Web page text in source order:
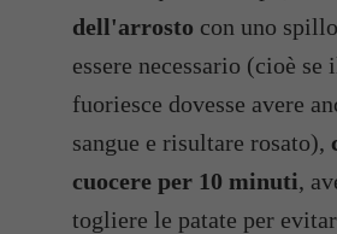
dell'arrosto con uno
essere necessario (cioè
fuoriesce dovesse avere
sangue e risultare rosato),
cuocere per 10 minuti,
togliere le patate per